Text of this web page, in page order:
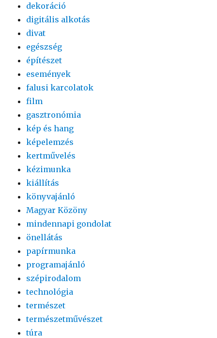
dekoráció
digitális alkotás
divat
egészség
építészet
események
falusi karcolatok
film
gasztronómia
kép és hang
képelemzés
kertművelés
kézimunka
kiállítás
könyvajánló
Magyar Közöny
mindennapi gondolat
önellátás
papírmunka
programajánló
szépirodalom
technológia
természet
természetművészet
túra